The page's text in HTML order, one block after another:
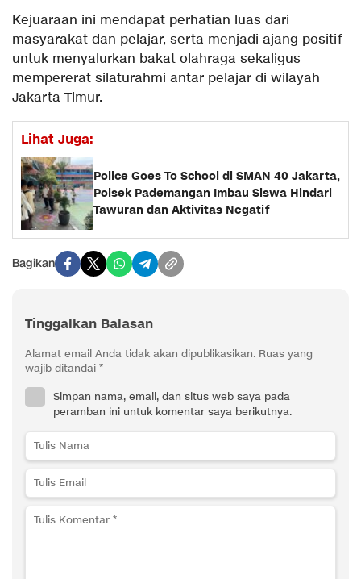
Kejuaraan ini mendapat perhatian luas dari
masyarakat dan pelajar, serta menjadi ajang positif
untuk menyalurkan bakat olahraga sekaligus
mempererat silaturahmi antar pelajar di wilayah
Jakarta Timur.
Lihat Juga:
Police Goes To School di SMAN 40 Jakarta,
Polsek Pademangan Imbau Siswa Hindari
Tawuran dan Aktivitas Negatif
Bagikan
Tinggalkan Balasan
Alamat email Anda tidak akan dipublikasikan. Ruas yang
wajib ditandai *
Simpan nama, email, dan situs web saya pada
peramban ini untuk komentar saya berikutnya.